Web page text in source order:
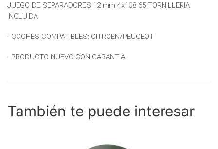
JUEGO DE SEPARADORES 12 mm 4x108 65 TORNILLERIA
INCLUIDA
- COCHES COMPATIBLES: CITROEN/PEUGEOT
- PRODUCTO NUEVO CON GARANTIA
También te puede interesar